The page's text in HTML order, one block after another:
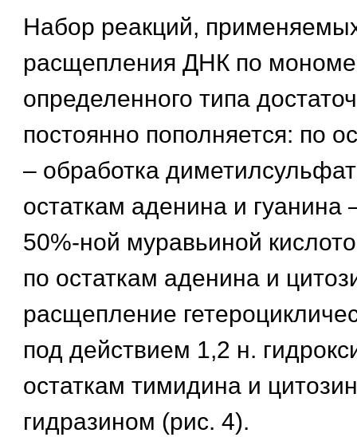
Набор реакций,
расщепления ДНК по
определенного типа
постоянно пополняется: по
– обработка
остаткам аденина и гуанина
50%-ной муравьиной
по остаткам аденина и
расщепление
под действием 1,2 н.
остаткам тимидина и
гидразином (рис. 4).